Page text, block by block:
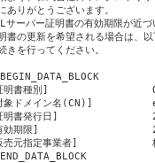
ありがとうございます。
サーバー証明書の有効期限が近
書の更新を希望される場合は、
きを行ってください。
明書種別]　　　
象ドメイン名(CN)]　
明書発行日]　　
効期限]　　　　
売元指定事業者]            株